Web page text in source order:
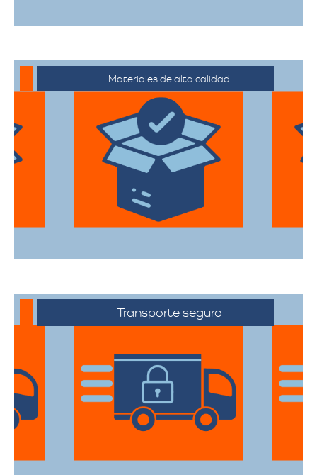
Materiales de alta calidad
Utilizan materiales de embalaje de
primera categoría para garantizar que
todas sus pertenencias estén protegidas
durante el traslado.
Transporte seguro
Los vehículos están equipados con
tecnología avanzada para asegurar que
cada artículo llegue en perfecto estado a
su destino.